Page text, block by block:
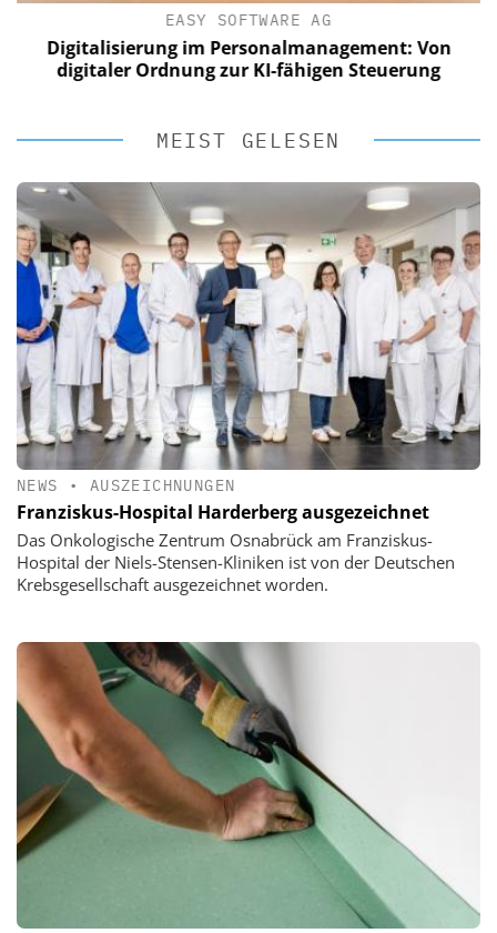
EASY SOFTWARE AG
Digitalisierung im Personalmanagement: Von
digitaler Ordnung zur KI-fähigen Steuerung
MEIST GELESEN
NEWS • AUSZEICHNUNGEN
Franziskus-Hospital Harderberg ausgezeichnet
Das Onkologische Zentrum Osnabrück am Franziskus-
Hospital der Niels-Stensen-Kliniken ist von der Deutschen
Krebsgesellschaft ausgezeichnet worden.